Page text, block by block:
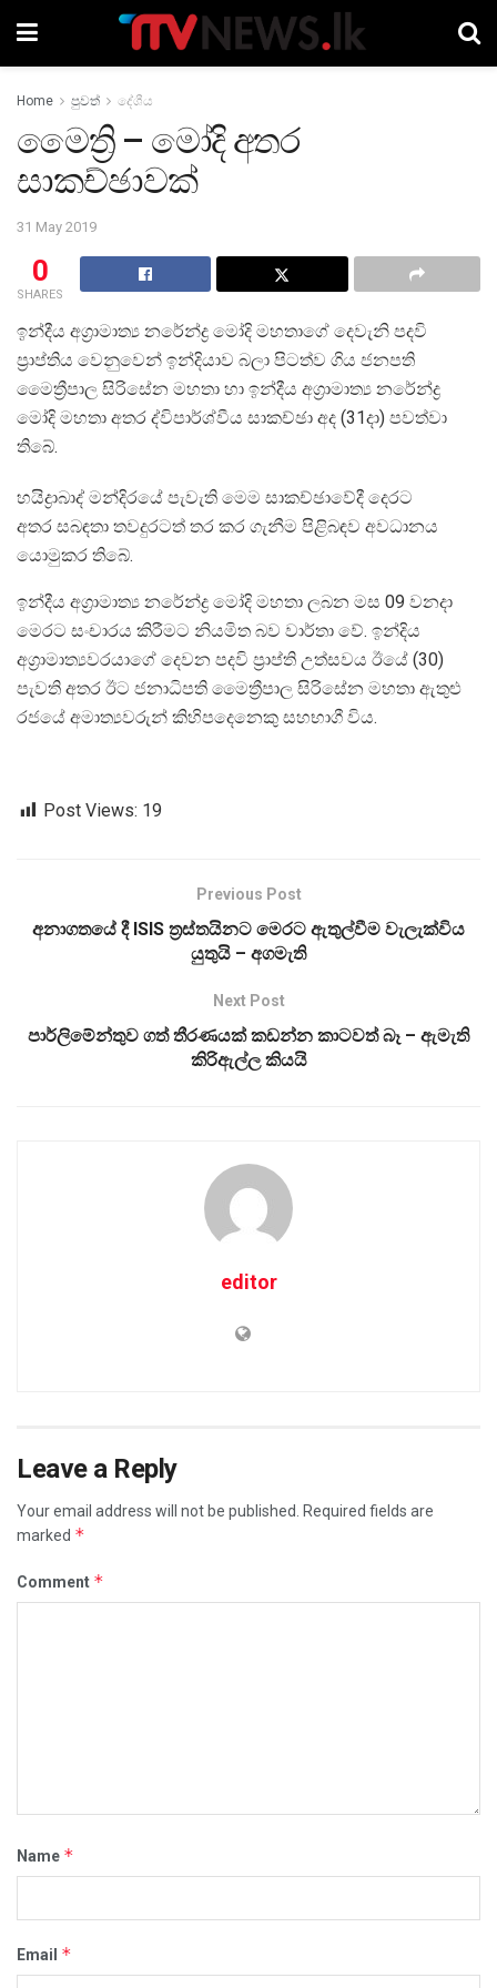
Home පුවත් දේශීය
මෛත්‍රි – මෝදි අතර
සාකච්ඡාවක්
31 May 2019
0
SHARES
ඉන්දීය අග්‍රාමාත්‍ය නරේන්ද්‍ර මෝදි මහතාගේ දෙවැනි පදවි
ප්‍රාප්තිය වෙනුවෙන් ඉන්දියාව බලා පිටත්ව ගිය ජනපති
මෛත්‍රීපාල සිරිසේන මහතා හා ඉන්දීය අග්‍රාමාත්‍ය නරේන්ද්‍ර
මෝදි මහතා අතර ද්විපාර්ශ්වීය සාකච්ඡා අද (31දා) පවත්වා
තිබේ.
හයිද්‍රාබාද් මන්දිරයේ පැවැති මෙම සාකච්ඡාවේදී දෙරට
අතර සබඳතා තවදුරටත් තර කර ගැනීම පිළිබඳව අවධානය
යොමුකර තිබේ.
ඉන්දීය අග්‍රාමාත්‍ය නරේන්ද්‍ර මෝදි මහතා ලබන මස 09 වනදා
මෙරට සංචාරය කිරීමට නියමිත බව වාර්තා වේ. ඉන්දිය
අග්‍රාමාත්‍යවරයාගේ දෙවන පදවි ප්‍රාප්ති උත්සවය ඊයේ (30)
පැවති අතර ඊට ජනාධිපති මෛත්‍රීපාල සිරිසේන මහතා ඇතුළු
රජයේ අමාත්‍යවරුන් කිහිපදෙනෙකු සහභාගී විය.
Post Views: 19
Previous Post
අනාගතයේ දී ISIS ත්‍රස්තයිනට මෙරට ඇතුල්වීම වැලැක්විය
යුතුයි – අගමැති
Next Post
පාර්ලිමේන්තුව ගත් තීරණයක් කඩන්න කාටවත් බෑ – ඇමැති
කිරිඇල්ල කියයි
editor
Leave a Reply
Your email address will not be published.
Required fields are
marked *
Comment *
Name *
Email *